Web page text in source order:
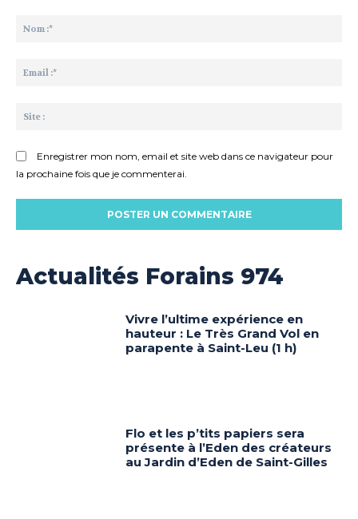
Enregistrer mon nom, email et site web dans ce navigateur pour
la prochaine fois que je commenterai.
Actualités Forains 974
Vivre l’ultime expérience en
hauteur : Le Très Grand Vol en
parapente à Saint-Leu (1 h)
Flo et les p’tits papiers sera
présente à l’Eden des créateurs
au Jardin d’Eden de Saint-Gilles